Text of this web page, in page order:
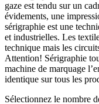
gaze est tendu sur un
évidements, une
sérigraphie est une
et industrielles. Les
technique mais les
Attention! Sérigraphie
machine de marquage
identique sur tous les
Sélectionnez le nombre